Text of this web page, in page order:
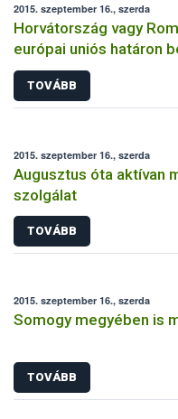
2015. szeptember 16., szerda
Horvátország vagy
európai uniós határon
TOVÁBB
2015. szeptember 16., szerda
Augusztus óta aktívan
szolgálat
TOVÁBB
2015. szeptember 16., szerda
Somogy megyében is
TOVÁBB